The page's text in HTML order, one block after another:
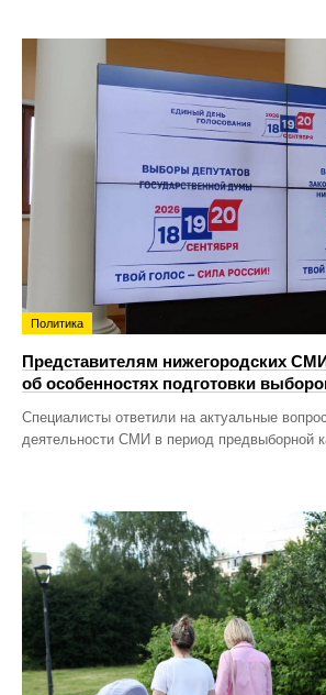
Политика
Представителям нижегородских
об особенностях подготовки
Специалисты ответили на актуальные
деятельности СМИ в период предвыборной